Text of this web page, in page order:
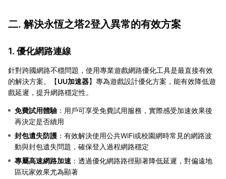
二. 解決永恆之塔2登入異常的有效方案
1. 優化網路連線
針對跨國網路不穩問題，使用專業遊戲網路優化工具是最直接有效
的解決方案。【UU加速器】專為遊戲設計優化方案，能有效降低遊
戲延遲，提升網路穩定性。
免費試用體驗 ：用戶可享受免費試用服務，實際感受加速效果後
再決定是否續用
封包遺失防護 ：有效解決使用公共WiFi或校園網時常見的網路波
動與封包遺失問題，確保登入過程網路穩定
專屬高速網路加速 ：透過優化網路路徑顯著降低延遲，對偏遠地
區玩家效果尤為顯著